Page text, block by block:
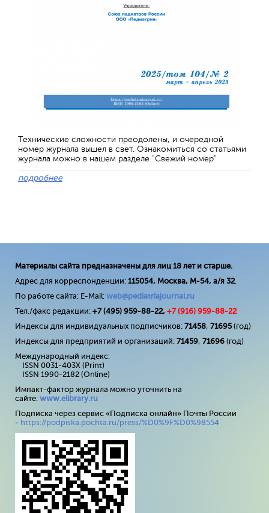
Технические сложности преодолены, и очередной
номер журнала вышел в свет. Ознакомиться со статьями
журнала можно в нашем разделе "Свежий номер"
подробнее
Материалы сайта предназначены для лиц 18 лет и старше.
Адрес для корреспонденции: 115054, Москва, М-54, а/я 32.
По работе сайта: E-Mail: web@pediatriajournal.ru
Тел./факс редакции: +7 (495) 959-88-22, +7 (916) 959-88-22
Индексы для индивидуальных подписчиков: 71458, 71695(год)
Индексы для предприятий и организаций: 71459, 71696 (год)
Международный индекс:
ISSN 0031-403X (Print)
ISSN 1990-2182 (Online)
Импакт-фактор журнала можно уточнить на
сайте: www.elibrary.ru
Подписка через сервис «Подписка онлайн» Почты России
- https://podpiska.pochta.ru/press/%D0%9F%D0%98554